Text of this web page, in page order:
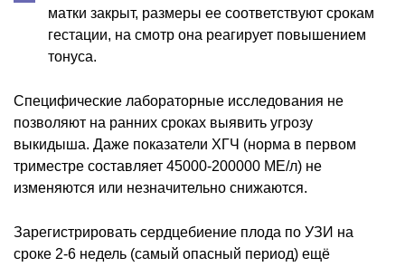
матки закрыт, размеры ее соответствуют срокам
гестации, на смотр она реагирует повышением
тонуса.
Специфические лабораторные исследования не
позволяют на ранних сроках выявить угрозу
выкидыша. Даже показатели ХГЧ (норма в первом
триместре составляет 45000-200000 МЕ/л) не
изменяются или незначительно снижаются.
Зарегистрировать сердцебиение плода по УЗИ на
сроке 2-6 недель (самый опасный период) ещё